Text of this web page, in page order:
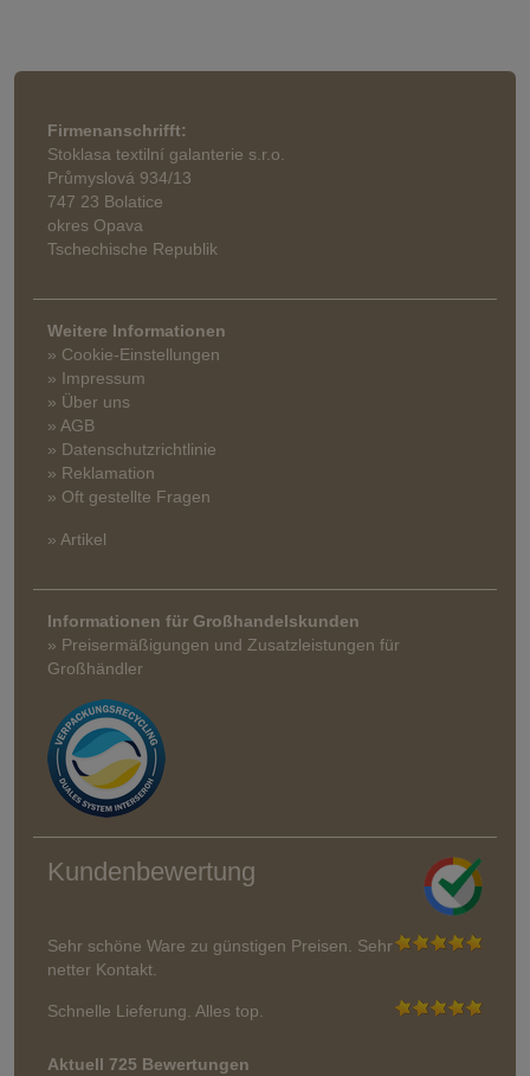
Firmenanschrifft:
Stoklasa textilní galanterie s.r.o.
Průmyslová 934/13
747 23 Bolatice
okres Opava
Tschechische Republik
Weitere Informationen
» Cookie-Einstellungen
» Impressum
» Über uns
» AGB
» Datenschutzrichtlinie
» Reklamation
» Oft gestellte Fragen
» Artikel
Informationen für Großhandelskunden
» Preisermäßigungen und Zusatzleistungen für
Großhändler
Kundenbewertung
Sehr schöne Ware zu günstigen Preisen. Sehr
netter Kontakt.
Schnelle Lieferung. Alles top.
Aktuell 725 Bewertungen